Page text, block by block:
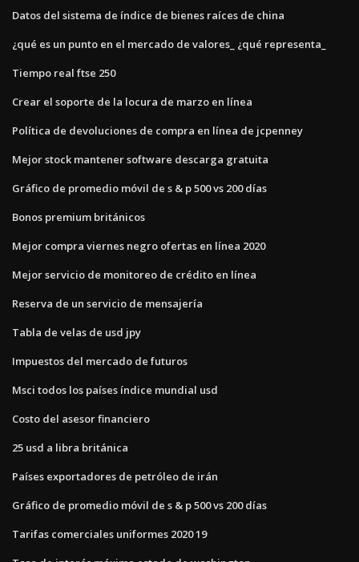
Datos del sistema de índice de bienes raíces de china
¿qué es un punto en el mercado de valores_ ¿qué representa_
Tiempo real ftse 250
Crear el soporte de la locura de marzo en línea
Política de devoluciones de compra en línea de jcpenney
Mejor stock mantener software descarga gratuita
Gráfico de promedio móvil de s & p 500 vs 200 días
Bonos premium británicos
Mejor compra viernes negro ofertas en línea 2020
Mejor servicio de monitoreo de crédito en línea
Reserva de un servicio de mensajería
Tabla de velas de usd jpy
Impuestos del mercado de futuros
Msci todos los países índice mundial usd
Costo del asesor financiero
25 usd a libra británica
Países exportadores de petróleo de irán
Gráfico de promedio móvil de s & p 500 vs 200 días
Tarifas comerciales uniformes 2020 19